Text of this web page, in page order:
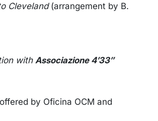
Cleveland(arrangement by B.
with Associazione 4’33’’
by Oficina OCM and